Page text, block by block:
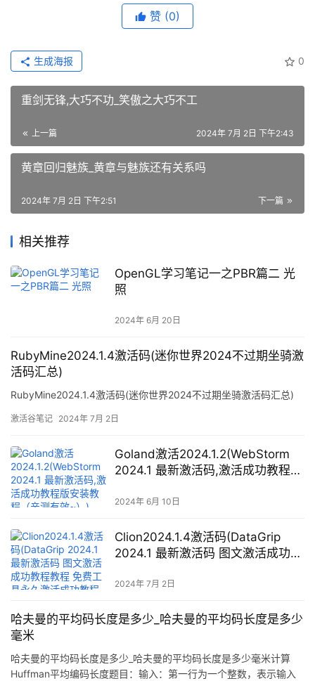
赞 (0)
0
生成海报
重剑无锋,大巧不功_笑傲之大巧不工
上一篇 2024年 7月 2日 下午2:43
黄章回归魅族_黄章与魅族还有关系吗
下一篇
2024年 7月 2日 下午2:51
相关推荐
OpenGL学习笔记一之PBR篇二 光
照
2024年 6月 20日
RubyMine2024.1.4激活码(迷你世界2024不过期坐骑激
活码汇总)
RubyMine2024.1.4激活码(迷你世界2024不过期坐骑激活码汇总)
激活谷笔记 2024年 7月 2日
Goland激活2024.1.2(WebStorm
2024.1 最新激活码,激活成功教程版
2024年 6月 10日
Clion2024.1.4激活码(DataGrip
2024.1 最新激活码 图文激活成功教
长期更新)
2024年 7月 2日
哈夫曼的平均码长度是多少_哈夫曼的平均码长度是多少
毫米
哈夫曼的平均码长度是多少_哈夫曼的平均码长度是多少毫米计算
Huffman平均编码长度题目：输入：第一行为一个整数，表示输入